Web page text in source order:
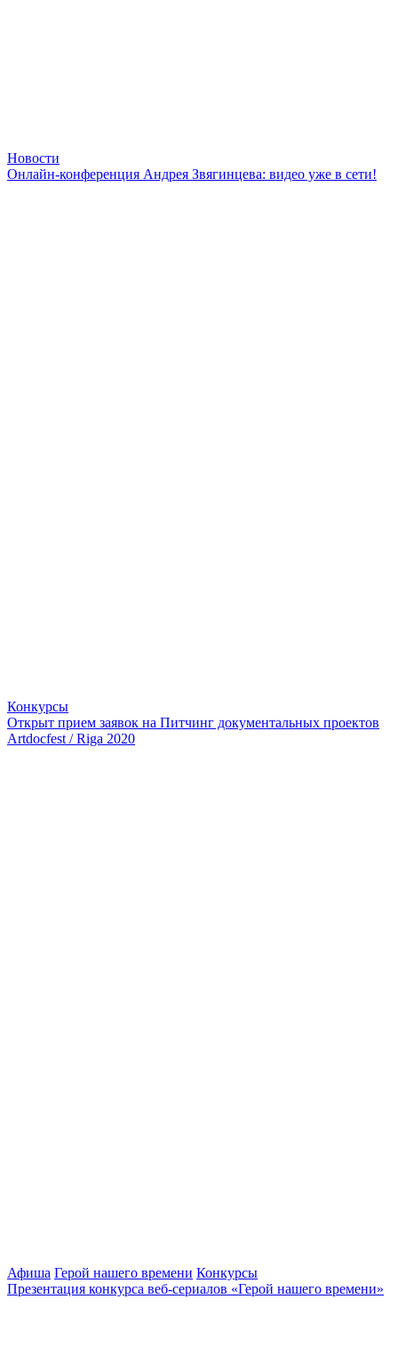
Новости
Онлайн-конференция Андрея Звягинцева: видео уже в сети!
Конкурсы
Открыт прием заявок на Питчинг документальных проектов
Artdocfest / Riga 2020
Афиша Герой нашего времени Конкурсы
Презентация конкурса веб-сериалов «Герой нашего времени»